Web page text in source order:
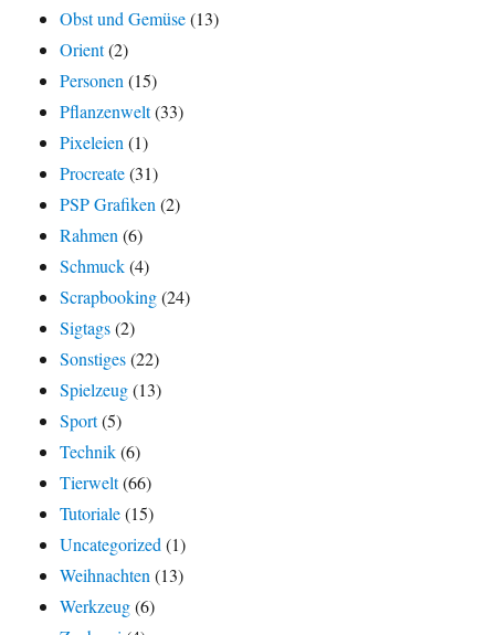
Obst und Gemüse(13)
Orient(2)
Personen (15)
Pflanzenwelt(33)
Pixeleien (1)
Procreate(31)
PSP Grafiken (2)
Rahmen (6)
Schmuck(4)
Scrapbooking(24)
Sigtags(2)
Sonstiges(22)
Spielzeug(13)
Sport(5)
Technik(6)
Tierwelt(66)
Tutoriale(15)
Uncategorized (1)
Weihnachten (13)
Werkzeug(6)